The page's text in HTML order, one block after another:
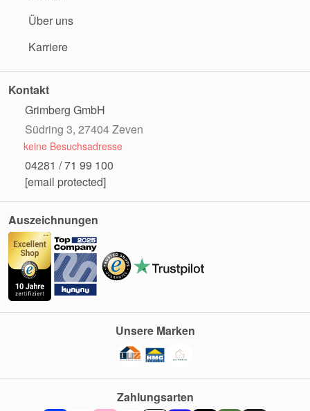
Über uns
Karriere
Kontakt
Grimberg GmbH
Südring 3, 27404 Zeven
keine Besuchsadresse
04281 / 71 99 100
[email protected]
Auszeichnungen
Zahlungsarten
Unsere Marken